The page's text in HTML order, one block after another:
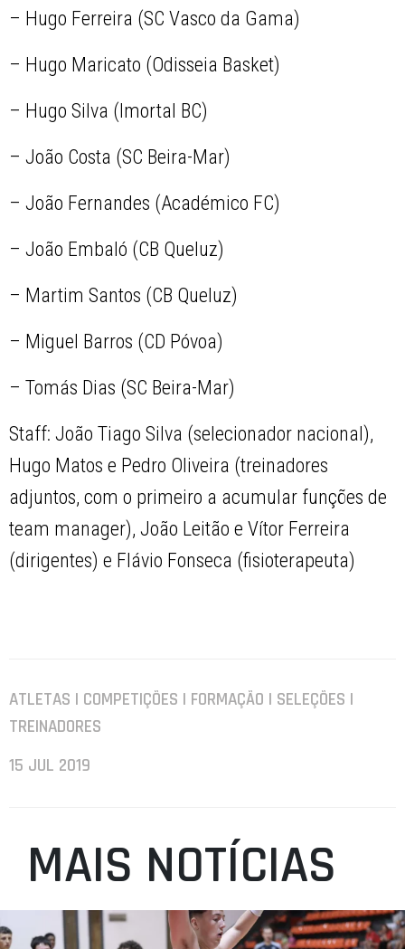
– Hugo Ferreira (SC Vasco da Gama)
– Hugo Maricato (Odisseia Basket)
– Hugo Silva (Imortal BC)
– João Costa (SC Beira-Mar)
– João Fernandes (Académico FC)
– João Embaló (CB Queluz)
– Martim Santos (CB Queluz)
– Miguel Barros (CD Póvoa)
– Tomás Dias (SC Beira-Mar)
Staff: João Tiago Silva (selecionador nacional),
Hugo Matos e Pedro Oliveira (treinadores
adjuntos, com o primeiro a acumular funções de
team manager), João Leitão e Vítor Ferreira
(dirigentes) e Flávio Fonseca (fisioterapeuta)
ATLETAS | COMPETIÇÕES | FORMAÇÃO | SELEÇÕES |
TREINADORES
15 JUL 2019
MAIS NOTÍCIAS